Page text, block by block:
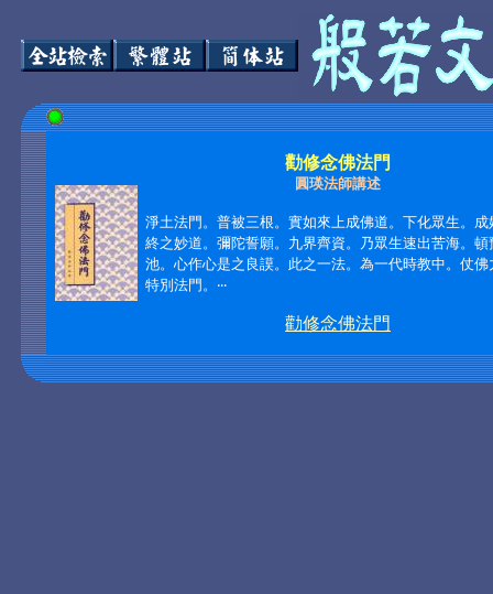
勸修念佛法門
圓瑛法師講述
淨土法門。普被三根。實如來上成佛道。下化眾生。成
終之妙道。彌陀誓願。九界齊資。乃眾生速出苦海。頓
池。心作心是之良謨。此之一法。為一代時教中。仗佛
特別法門。‧‧‧
勸修念佛法門